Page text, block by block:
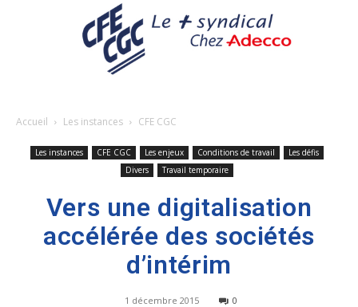
Accueil Les instances CFE CGC
Les instances CFE CGC Les enjeux Conditions de travail
Les défis
Divers
Travail temporaire
Vers une digitalisation
accélérée des sociétés
d’intérim
1 décembre 2015 0